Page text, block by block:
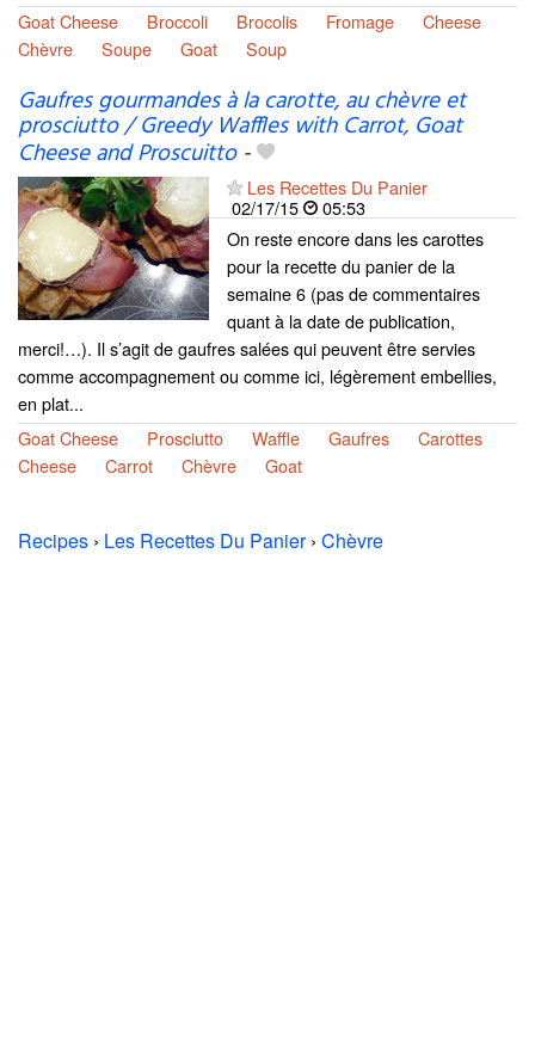
Goat Cheese
Broccoli Brocolis Fromage
Cheese
Chèvre
Soupe Goat Soup
Gaufres gourmandes à la carotte, au chèvre et
prosciutto / Greedy Waffles with Carrot, Goat
Cheese and Proscuitto-
Les Recettes Du Panier
02/17/15
05:53
On reste encore dans les carottes
pour la recette du panier de la
semaine 6 (pas de commentaires
quant à la date de publication,
merci!…). Il s’agit de gaufres salées qui peuvent être servies
comme accompagnement ou comme ici, légèrement embellies,
en plat...
Goat Cheese
Prosciutto Waffle Gaufres
Carottes
Cheese
Carrot Chèvre Goat
Recipes › Les Recettes Du Panier› Chèvre